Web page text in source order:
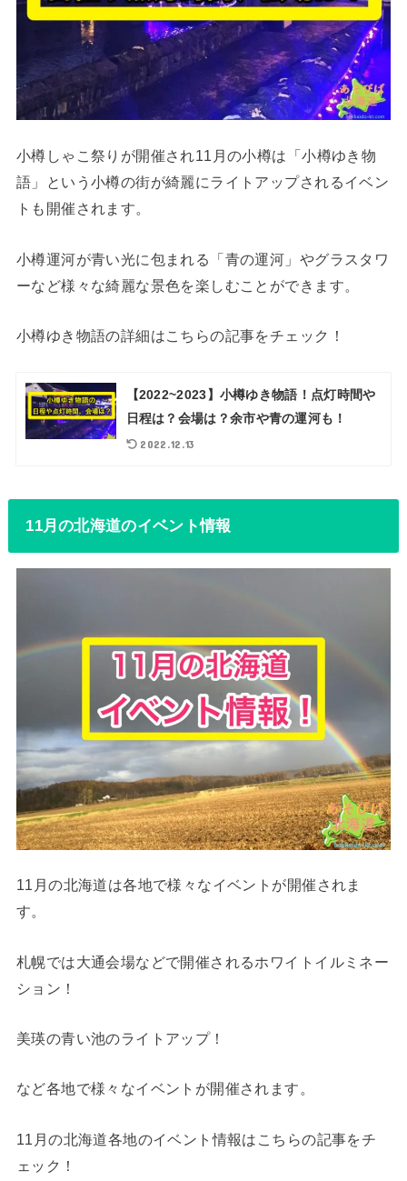
小樽しゃこ祭りが開催され11月の小樽は「小樽ゆき物
語」という小樽の街が綺麗にライトアップされるイベン
トも開催されます。
小樽運河が青い光に包まれる「青の運河」やグラスタワ
ーなど様々な綺麗な景色を楽しむことができます。
小樽ゆき物語の詳細はこちらの記事をチェック！
【2022~2023】小樽ゆき物語！点灯時間や
日程は？会場は？余市や青の運河も！
2022.12.13
11月の北海道のイベント情報
11月の北海道は各地で様々なイベントが開催されま
す。
札幌では大通会場などで開催されるホワイトイルミネー
ション！
美瑛の青い池のライトアップ！
など各地で様々なイベントが開催されます。
11月の北海道各地のイベント情報はこちらの記事をチ
ェック！